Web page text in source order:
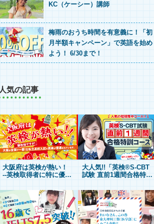
KC（ケーシー）講師
梅雨のおうち時間を有意義に！「初
月半額キャンペーン」で英語を始め
よう！ 6/30まで！
気の記事
大阪府は英検が熱い！
--英検取得者に特に優遇
受験制度」をご紹介！
大人気!!「英検®S-CBT
試験 直前1週間合格特訓
らいして、合格の扉を開
け！